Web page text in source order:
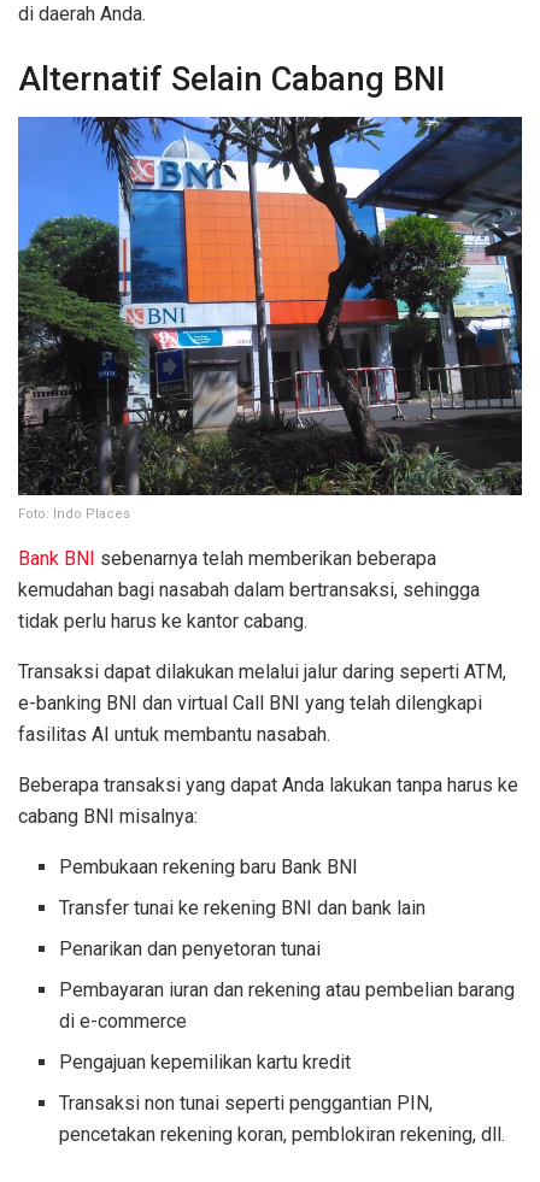
di daerah Anda.
Alternatif Selain Cabang BNI
Foto: Indo Places
Bank BNI sebenarnya telah memberikan beberapa
kemudahan bagi nasabah dalam bertransaksi, sehingga
tidak perlu harus ke kantor cabang.
Transaksi dapat dilakukan melalui jalur daring seperti ATM,
e-banking BNI dan virtual Call BNI yang telah dilengkapi
fasilitas AI untuk membantu nasabah.
Beberapa transaksi yang dapat Anda lakukan tanpa harus ke
cabang BNI misalnya:
Pembukaan rekening baru Bank BNI
Transfer tunai ke rekening BNI dan bank lain
Penarikan dan penyetoran tunai
Pembayaran iuran dan rekening atau pembelian barang
di e-commerce
Pengajuan kepemilikan kartu kredit
Transaksi non tunai seperti penggantian PIN,
pencetakan rekening koran, pemblokiran rekening, dll.